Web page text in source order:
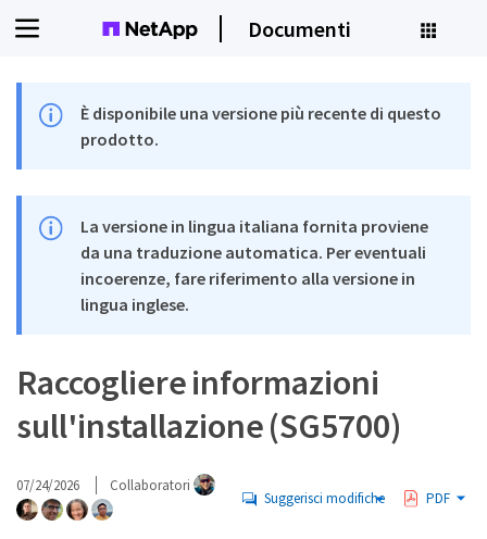
Documenti
È disponibile una versione più recente di questo
prodotto.
La versione in lingua italiana fornita proviene
da una traduzione automatica. Per eventuali
incoerenze, fare riferimento alla versione in
lingua inglese.
Raccogliere informazioni
sull'installazione (SG5700)
07/24/2026 Collaboratori
Suggerisci modifiche PDF